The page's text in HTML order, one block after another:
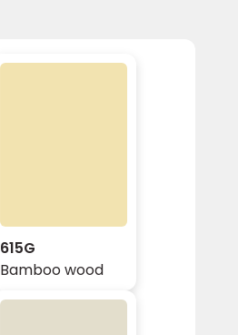
615G
Bamboo wood